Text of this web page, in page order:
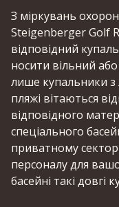
З міркувань
Steigenberger Golf
відповідний
носити вільний
лише купальники з
пляжі вітаються
відповідного
спеціального
приватному
персоналу для
басейні такі довгі